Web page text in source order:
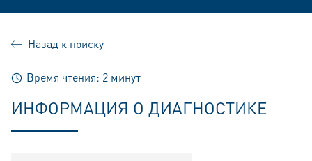
Назад к поиску
Время чтения: 2 минут
ИНФОРМАЦИЯ О ДИАГНОСТИКЕ